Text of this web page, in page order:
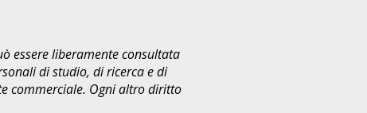
essere liberamente consultata
di studio, di ricerca e di
commerciale. Ogni altro diritto